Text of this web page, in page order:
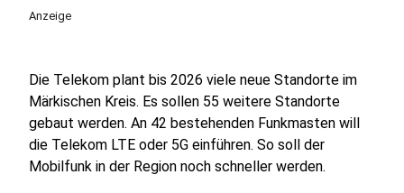
Anzeige
Die Telekom plant bis 2026 viele neue Standorte im
Märkischen Kreis. Es sollen 55 weitere Standorte
gebaut werden. An 42 bestehenden Funkmasten will
die Telekom LTE oder 5G einführen. So soll der
Mobilfunk in der Region noch schneller werden.